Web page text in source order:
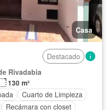
Casa
Destacado
Rivadabia
130 m²
Cuarto de Limpieza
Recámara con closet